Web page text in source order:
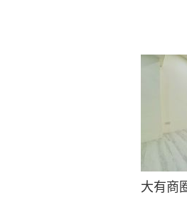
大有商